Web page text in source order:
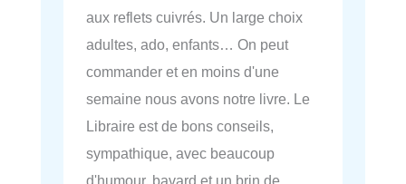
aux reflets cuivrés. Un large choix
adultes, ado, enfants… On peut
commander et en moins d'une
semaine nous avons notre livre. Le
Libraire est de bons conseils,
sympathique, avec beaucoup
d'humour, bavard et un brin de